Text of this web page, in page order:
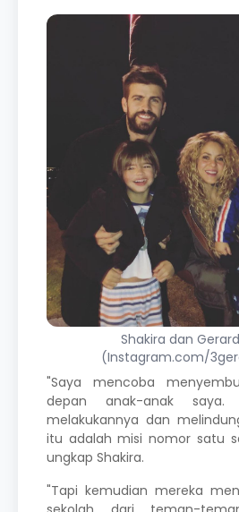
Shakira dan
(Instagram.com/
"Saya mencoba
depan anak-anak saya.
melakukannya dan
itu adalah misi nomor satu
ungkap Shakira.
"Tapi kemudian mereka